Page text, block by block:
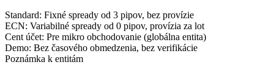
Standard: Fixné spready od 3 pipov, bez provízie
ECN: Variabilné spready od 0 pipov, provízia za lot
Cent účet: Pre mikro obchodovanie (globálna entita)
Demo: Bez časového obmedzenia, bez verifikácie
Poznámka k entitám